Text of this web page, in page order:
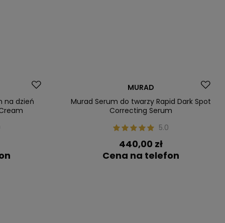
na dzień
MURAD
Murad Serum do twarzy Rapid Dark Spot
Correcting Serum
5.0
440,00 zł
Cena na telefon